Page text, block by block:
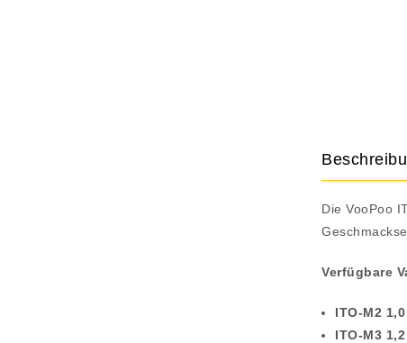
Die VooPoo
Verfügbare
ITO-M2
ITO-M3